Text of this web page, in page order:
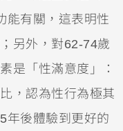
能有關，這表明性
另外，對62-74歲
是「性滿意度」：
，認為性行為極其
年後體驗到更好的